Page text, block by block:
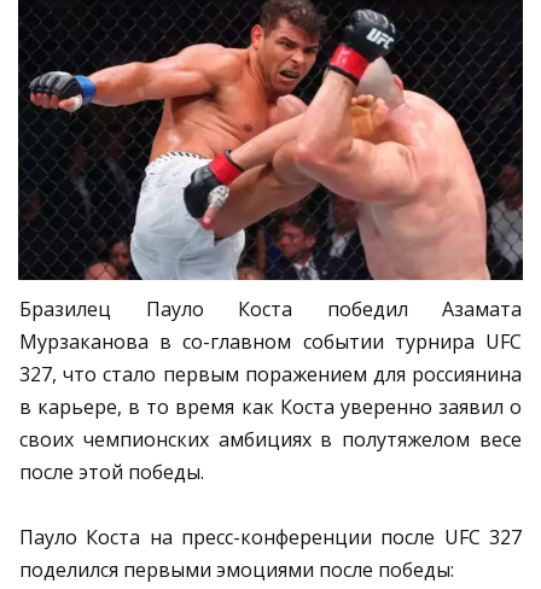
Бразилец Пауло Коста победил Азамата
Мурзаканова в со-главном событии турнира UFC
327, что стало первым поражением для россиянина
в карьере, в то время как Коста уверенно заявил о
своих чемпионских амбициях в полутяжелом весе
после этой победы.
Пауло Коста на пресс-конференции после UFC 327
поделился первыми эмоциями после победы: